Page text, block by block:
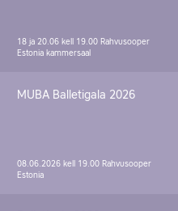
18 ja 20.06 kell 19.00 Rahvusooper
Estonia kammersaal
MUBA Balletigala 2026
08.06.2026 kell 19.00 Rahvusooper
Estonia